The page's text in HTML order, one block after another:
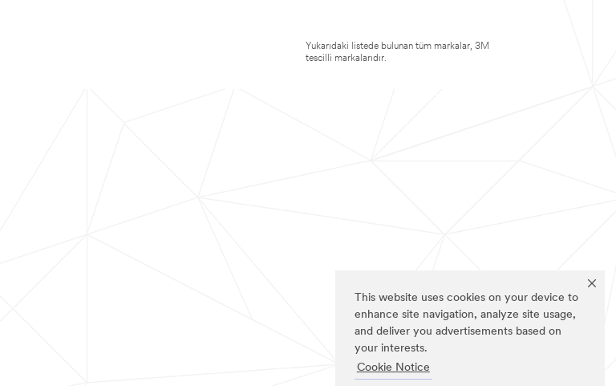
This website uses cookies on your device to
enhance site navigation, analyze site usage,
and deliver you advertisements based on
your interests.
Cookie Notice
Yukarıdaki listede bulunan tüm markalar, 3M
tescilli markalarıdır.